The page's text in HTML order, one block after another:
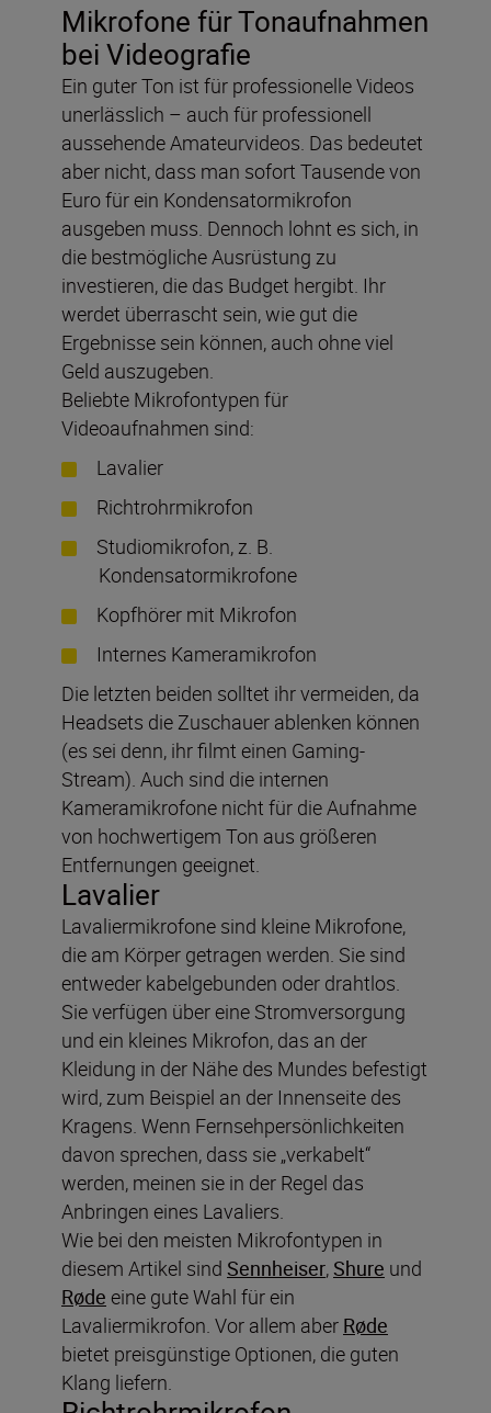
Mikrofone für Tonaufnahmen
bei Videografie
Ein guter Ton ist für professionelle Videos
unerlässlich – auch für professionell
aussehende Amateurvideos. Das bedeutet
aber nicht, dass man sofort Tausende von
Euro für ein Kondensatormikrofon
ausgeben muss. Dennoch lohnt es sich, in
die bestmögliche Ausrüstung zu
investieren, die das Budget hergibt. Ihr
werdet überrascht sein, wie gut die
Ergebnisse sein können, auch ohne viel
Geld auszugeben.
Beliebte Mikrofontypen für
Videoaufnahmen sind:
Lavalier
Richtrohrmikrofon
Studiomikrofon, z. B.
Kondensatormikrofone
Kopfhörer mit Mikrofon
Internes Kameramikrofon
Die letzten beiden solltet ihr vermeiden, da
Headsets die Zuschauer ablenken können
(es sei denn, ihr filmt einen Gaming-
Stream). Auch sind die internen
Kameramikrofone nicht für die Aufnahme
von hochwertigem Ton aus größeren
Entfernungen geeignet.
Lavalier
Lavaliermikrofone sind kleine Mikrofone,
die am Körper getragen werden. Sie sind
entweder kabelgebunden oder drahtlos.
Sie verfügen über eine Stromversorgung
und ein kleines Mikrofon, das an der
Kleidung in der Nähe des Mundes befestigt
wird, zum Beispiel an der Innenseite des
Kragens. Wenn Fernsehpersönlichkeiten
davon sprechen, dass sie „verkabelt“
werden, meinen sie in der Regel das
Anbringen eines Lavaliers.
Wie bei den meisten Mikrofontypen in
diesem Artikel sind Sennheiser,Shure und
Røde eine gute Wahl für ein
Lavaliermikrofon. Vor allem aber Røde
bietet preisgünstige Optionen, die guten
Klang liefern.